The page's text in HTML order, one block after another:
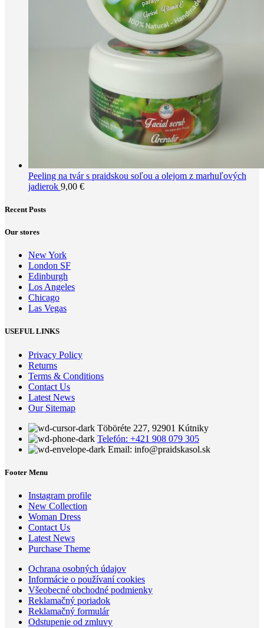
Peeling na tvár s praidskou soľou a olejom z marhuľových
jadierok 9,00 €
Recent Posts
Our stores
New York
London SF
Edinburgh
Los Angeles
Chicago
Las Vegas
USEFUL LINKS
Privacy Policy
Returns
Terms & Conditions
Contact Us
Latest News
Our Sitemap
Töböréte 227, 92901 Kútniky
Telefón: +421 908 079 305
Email: info@praidskasol.sk
Footer Menu
Instagram profile
New Collection
Woman Dress
Contact Us
Latest News
Purchase Theme
Ochrana osobných údajov
Informácie o používaní cookies
Všeobecné obchodné podmienky
Reklamačný poriadok
Reklamačný formulár
Odstupenie od zmluvy